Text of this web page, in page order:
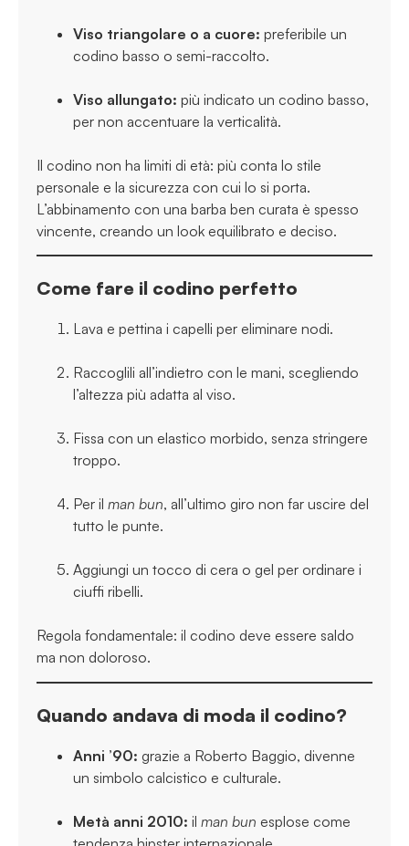
Viso triangolare o a cuore: preferibile un
codino basso o semi-raccolto.
Viso allungato: più indicato un codino basso,
per non accentuare la verticalità.
Il codino non ha limiti di età: più conta lo stile
personale e la sicurezza con cui lo si porta.
L’abbinamento con una barba ben curata è spesso
vincente, creando un look equilibrato e deciso.
Come fare il codino perfetto
Lava e pettina i capelli per eliminare nodi.
Raccoglili all’indietro con le mani, scegliendo
l’altezza più adatta al viso.
Fissa con un elastico morbido, senza stringere
troppo.
Per il man bun, all’ultimo giro non far uscire del
tutto le punte.
Aggiungi un tocco di cera o gel per ordinare i
ciuffi ribelli.
Regola fondamentale: il codino deve essere saldo
ma non doloroso.
Quando andava di moda il codino?
Anni ’90: grazie a Roberto Baggio, divenne
un simbolo calcistico e culturale.
Metà anni 2010: il man bun esplose come